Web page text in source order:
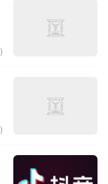
)
)